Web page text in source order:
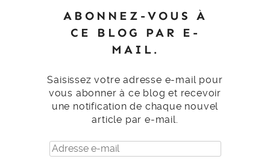
ABONNEZ-VOUS À
CE BLOG PAR E-
MAIL.
Saisissez votre adresse e-mail pour
vous abonner à ce blog et recevoir
une notification de chaque nouvel
article par e-mail.
Adresse